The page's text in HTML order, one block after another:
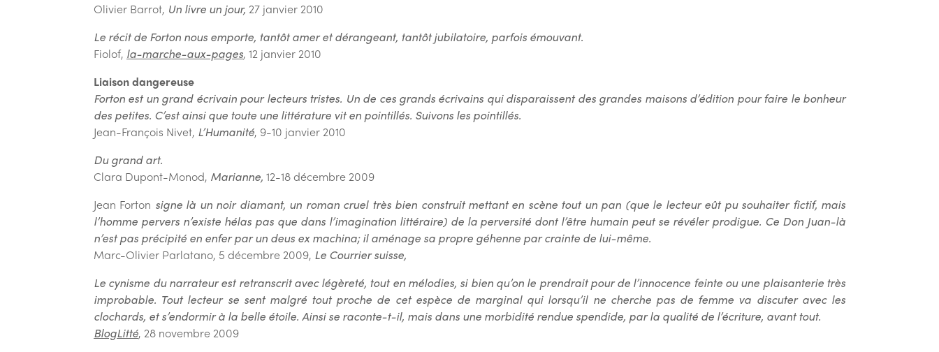
Olivier Barrot, Un livre un jour, 27 janvier 2010
Le récit de Forton nous emporte, tantôt amer et dérangeant, tantôt jubilatoire, parfois émouvant.
Fiolof, la-marche-aux-pages, 12 janvier 2010
Liaison dangereuse
Forton est un grand écrivain pour lecteurs tristes. Un de ces grands écrivains qui disparaissent des grandes maisons d’édition pour faire le bonheur
des petites. C’est ainsi que toute une littérature vit en pointillés. Suivons les pointillés.
Jean-François Nivet, L’Humanité, 9-10 janvier 2010
Du grand art.
Clara Dupont-Monod, Marianne, 12-18 décembre 2009
Jean Forton signe là un noir diamant, un roman cruel très bien construit mettant en scène tout un pan (que le lecteur eût pu souhaiter fictif, mais
l’homme pervers n’existe hélas pas que dans l’imagination littéraire) de la perversité dont l’être humain peut se révéler prodigue. Ce Don Juan-là
n’est pas précipité en enfer par un deus ex machina; il aménage sa propre géhenne par crainte de lui-même.
Marc-Olivier Parlatano, 5 décembre 2009, Le Courrier suisse,
Le cynisme du narrateur est retranscrit avec légèreté, tout en mélodies, si bien qu’on le prendrait pour de l’innocence feinte ou une plaisanterie très
improbable. Tout lecteur se sent malgré tout proche de cet espèce de marginal qui lorsqu’il ne cherche pas de femme va discuter avec les
clochards, et s’endormir à la belle étoile. Ainsi se raconte-t-il, mais dans une morbidité rendue spendide, par la qualité de l’écriture, avant tout.
BlogLitté, 28 novembre 2009